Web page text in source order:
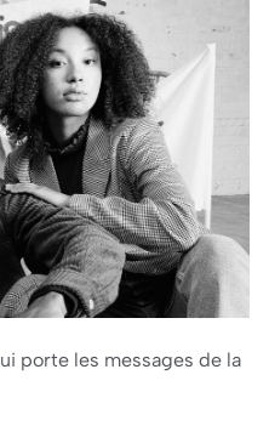
porte les messages de la